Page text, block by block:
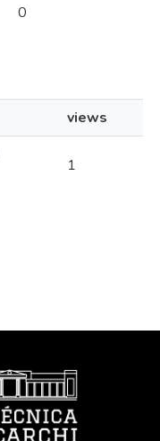
0
views
1